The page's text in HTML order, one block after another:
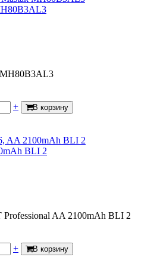
+ В корзину
BLI 2
AA 2100mAh BLI 2
+ В корзину